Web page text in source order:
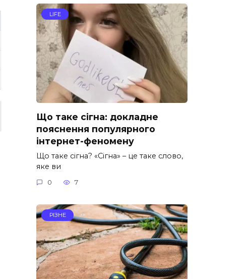
LIFE
Що таке сігна: докладне
пояснення популярного
інтернет-феномену
Що таке сігна? «Сігна» – це таке слово,
яке ви
0 7
РІЗНЕ